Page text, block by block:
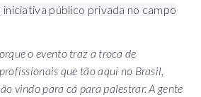
público privada no campo
o evento traz a troca de
que tão aqui no Brasil,
vindo para cá para palestrar. A gente